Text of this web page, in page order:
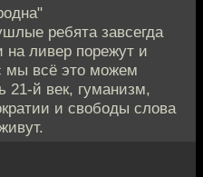
ребята завсегда
на ливер порежут и
мы всё это можем
21-й век, гуманизм,
и свободы слова